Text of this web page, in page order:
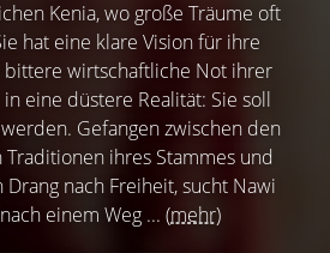
Kenia, wo große Träume oft
hat eine klare Vision für ihre
wirtschaftliche Not ihrer
eine düstere Realität: Sie soll
Gefangen zwischen den
ihres Stammes und
nach Freiheit, sucht Nawi
einem Weg ... (mehr)